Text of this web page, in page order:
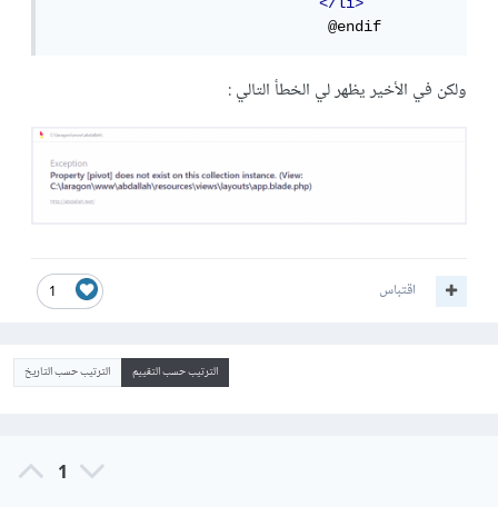
</li>
                               @endif
ولكن في الأخير يظهر لي الخطأ التالي :
1 اقتباس
الترتيب حسب التقييم الترتيب حسب التاريخ
1